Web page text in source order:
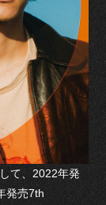
て、2022年発
発売7th